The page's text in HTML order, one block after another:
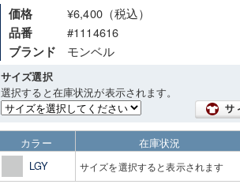
価格 ¥6,400（税込）
品番 #1114616
ブランド モンベル
サイズ選択
選択すると在庫状況が表示されます。
カラー 在庫状況
LGY
サイズを選択すると表示されます